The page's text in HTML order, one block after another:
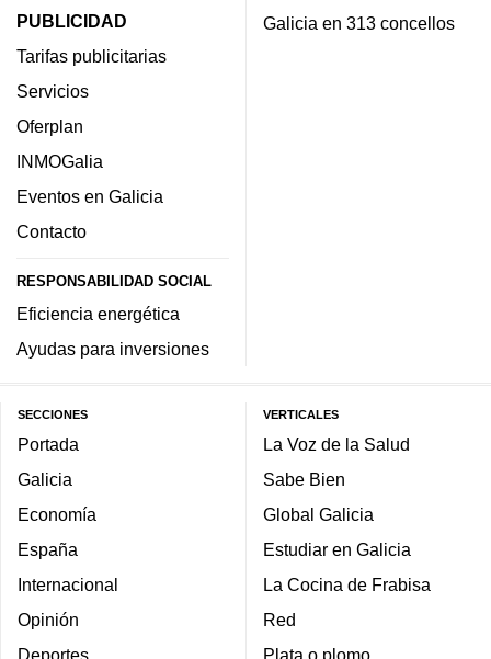
PUBLICIDAD
Tarifas publicitarias
Servicios
Oferplan
INMOGalia
Eventos en Galicia
Contacto
RESPONSABILIDAD SOCIAL
Eficiencia energética
Ayudas para inversiones
Galicia en 313 concellos
SECCIONES
Portada
Galicia
Economía
España
Internacional
Opinión
Deportes
VERTICALES
La Voz de la Salud
Sabe Bien
Global Galicia
Estudiar en Galicia
La Cocina de Frabisa
Red
Plata o plomo